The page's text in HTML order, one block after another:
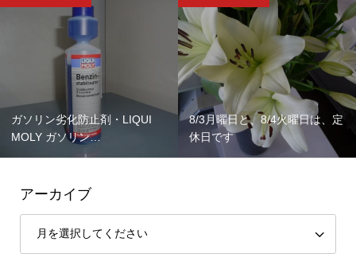
ガソリン劣化防止剤・LIQUI
MOLY ガソリン…
8/3月曜日と、8/4火曜日は、定
休日です
アーカイブ